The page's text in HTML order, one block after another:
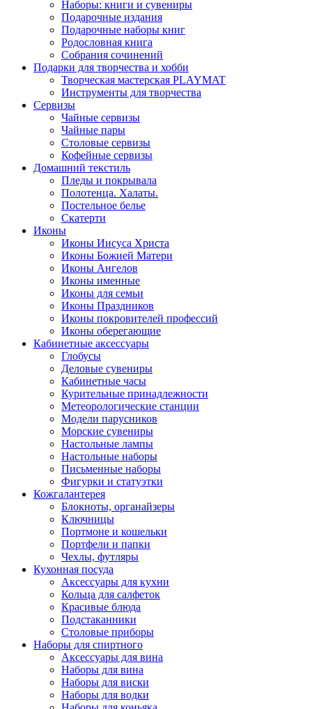
Наборы: книги и сувениры
Подарочные издания
Подарочные наборы книг
Родословная книга
Собрания сочинений
Подарки для творчества и хобби
Творческая мастерская PLAYMAT
Инструменты для творчества
Cервизы
Чайные сервизы
Чайные пары
Столовые сервизы
Кофейные сервизы
Домашний текстиль
Пледы и покрывала
Полотенца. Халаты.
Постельное белье
Скатерти
Иконы
Иконы Иисуса Христа
Иконы Божией Матери
Иконы Ангелов
Иконы именные
Иконы для семьи
Иконы Праздников
Иконы покровителей профессий
Иконы оберегающие
Кабинетные аксессуары
Глобусы
Деловые сувениры
Кабинетные часы
Курительные принадлежности
Метеорологические станции
Модели парусников
Морские сувениры
Настольные лампы
Настольные наборы
Письменные наборы
Фигурки и статуэтки
Кожгалантерея
Блокноты, органайзеры
Ключницы
Портмоне и кошельки
Портфели и папки
Чехлы, футляры
Кухонная посуда
Аксессуары для кухни
Кольца для салфеток
Красивые блюда
Подстаканники
Столовые приборы
Наборы для спиртного
Аксессуары для вина
Наборы для вина
Наборы для виски
Наборы для водки